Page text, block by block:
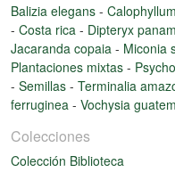
Balizia elegans -
- Costa rica - Dipteryx
Jacaranda copaia - Miconia
Plantaciones mixtas -
- Semillas - Terminalia
ferruginea - Vochysia
Colecciones
Colección Biblioteca